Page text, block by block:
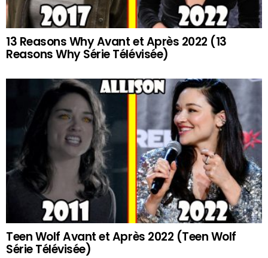
13 Reasons Why Avant et Après 2022 (13
Reasons Why Série Télévisée)
Teen Wolf Avant et Après 2022 (Teen Wolf
Série Télévisée)